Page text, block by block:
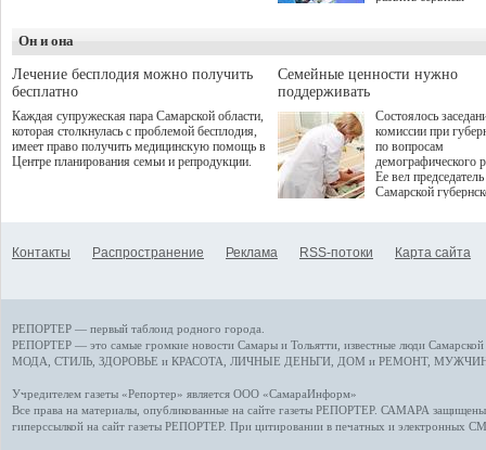
определенными
К ним можно
возникающие при
данными
более динамичного
проникновения
сегмент
отраслевое
рассказала Ольга
ходе сессии
качества жизни" в
ПМЭФ 2025. В
РФ Михаил
представители
Государственной
Он и она
Лечение бесплодия можно получить
бесплатно
Каждая супружеская пара Самарской области,
которая столкнулась с проблемой бесплодия,
имеет право получить медицинскую помощь в
Центре планирования семьи и репродукции.
Семейные ценности нужно
поддерживать
Состоялось
комиссии при
по вопросам
демографического
Ее вел председатель
Самарской
Контакты Распространение Реклама RSS-потоки Карта сайта
РЕПОРТЕР — первый таблоид родного города.
РЕПОРТЕР — это самые громкие новости Самары и Тольятти, известные люди
МОДА, СТИЛЬ ЗДОРОВЬЕ и КРАСОТА ЛИЧНЫЕ ДЕНЬГИ ДОМ и РЕМОНТ,
Учредителем газеты «Репортер» является ООО «СамараИнформ»
Все права на материалы, опубликованные на сайте газеты РЕПОРТЕР. САМАРА защищены.
гиперссылкой на сайт газеты РЕПОРТЕР. При цитировании в печатных и электронных